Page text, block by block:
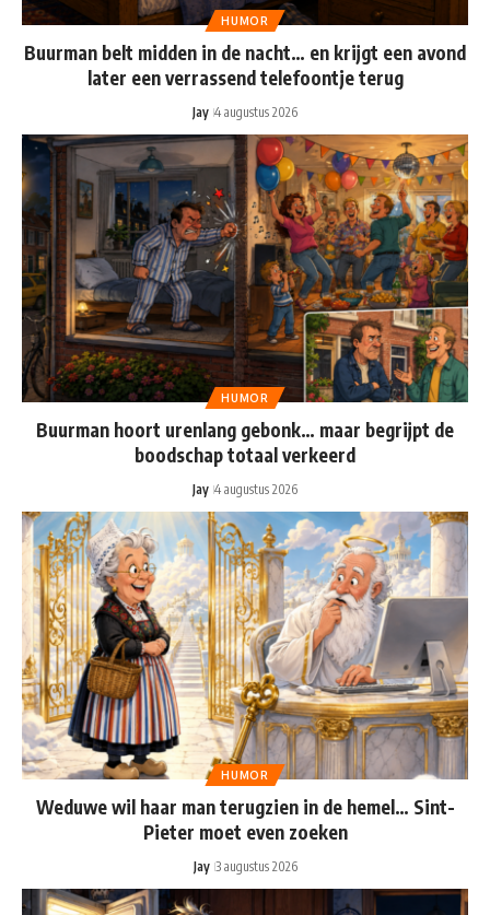
HUMOR
Buurman belt midden in de nacht… en krijgt een avond
later een verrassend telefoontje terug
Jay 4 augustus 2026
HUMOR
Buurman hoort urenlang gebonk… maar begrijpt de
boodschap totaal verkeerd
Jay 4 augustus 2026
HUMOR
Weduwe wil haar man terugzien in de hemel… Sint-
Pieter moet even zoeken
Jay 3 augustus 2026